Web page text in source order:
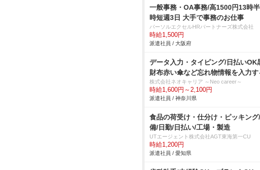
一般事務・OA事務/高1500円13時
時短週3日 大手で事務のお仕事
パーソルエクセルHRパートナーズ株式会社
時給1,500円
派遣社員 / 大阪府
データ入力・タイピング/日払いOK
財布赤い傘など忘れ物情報を入力
株式会社ネオキャリア ～Neo career～
時給1,600円～2,100円
派遣社員 / 神奈川県
食品の荷受け・仕分け・ピッキン
備/日勤/日払い/工場・製造
UTエージェント株式会社AGT東海第一CU
時給1,200円
派遣社員 / 愛知県